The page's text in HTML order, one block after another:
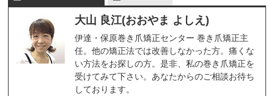
大山 良江(おおやま よしえ)
伊達・保原巻き爪矯正センター 巻き爪矯正主
任。他の矯正法では改善しなかった方。痛くな
い方法をお探しの方。是非、私の巻き爪矯正を
受けてみて下さい。あなたからのご相談お待ち
しております。